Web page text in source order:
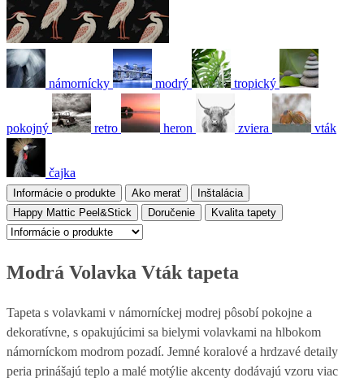
námornícky modrý tropický
pokojný retro heron zviera vták
čajka
Informácie o produkte Ako merať
Inštalácia
Happy Mattic Peel&Stick
Doručenie Kvalita tapety
Modrá Volavka Vták tapeta
Tapeta s volavkami v námorníckej modrej pôsobí pokojne a
dekoratívne, s opakujúcimi sa bielymi volavkami na hlbokom
námorníckom modrom pozadí. Jemné koralové a hrdzavé detaily
peria prinášajú teplo a malé motýlie akcenty dodávajú vzoru viac